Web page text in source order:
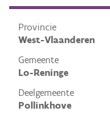
Provincie
West-Vlaanderen
Gemeente
Lo-Reninge
Deelgemeente
Pollinkhove